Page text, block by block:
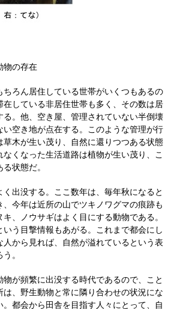
物の存在
ろん居住している世帯がいくつもあるの
在している非居住世帯も多く、その数は居
。他、空き屋、管理されていない半倒壊
空き地が点在する。このような管理が行
草木が生い茂り、自然に還りつつある状態
くなった生活道路は植物が生い茂り、こ
状態だ。
出没する。ここ数年は、毎年秋になると
、今年は近所の山でツキノワグマの痕跡も
、ノウサギはよく目にする動物である。
う目撃情報もあがる。これまで都会にし
から見れば、自然が溢れているという表
。
が頻繁に出没する時代であるので、こと
は、野生動物と常に隣り合わせの状況にな
。都会から田舎を目指す人々にとって、自